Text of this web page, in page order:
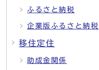
ふるさと納税
企業版ふるさと納税
移住定住
助成金関係